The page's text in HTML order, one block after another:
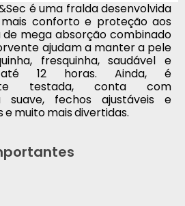
é uma fralda desenvolvida
conforto e proteção aos
de mega absorção combinado
ajudam a manter a pele
fresquinha, saudável e
12 horas. Ainda, é
testada, conta com
suave, fechos ajustáveis e
muito mais divertidas.